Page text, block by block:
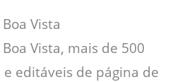
Vista
Vista, mais de 500
editáveis de página de